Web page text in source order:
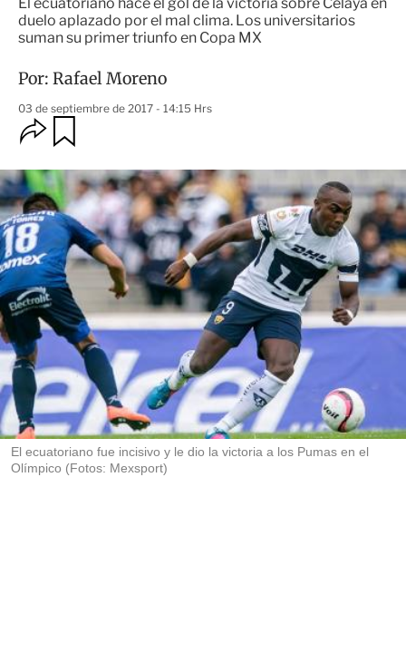
duelo aplazado por el mal clima. Los universitarios
suman su primer triunfo en Copa MX
Por: Rafael Moreno
03 de septiembre de 2017 - 14:15 Hrs
O
p
i
o
n
e
s
d
e
c
o
m
a
r
t
i
r
r
d
a
r
El ecuatoriano fue incisivo y le dio la victoria a los Pumas en el
Olímpico (Fotos: Mexsport)